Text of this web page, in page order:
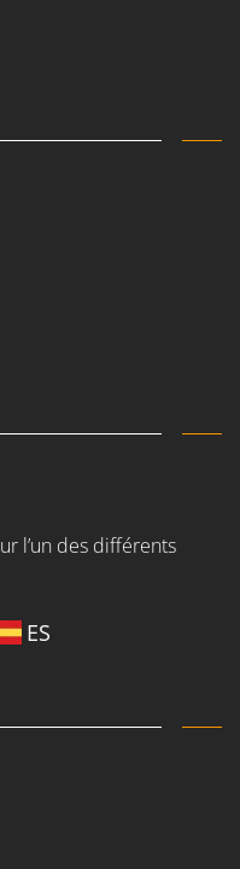
l’un des différents
ES